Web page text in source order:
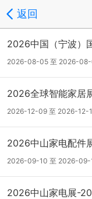
返回
2026中国（宁波）
2026-08-05 至 2026-
2026全球智能家居
2026-12-09 至 2026-12-
2026中山家电配件
2026-09-10 至 2026-09-
2026中山家电展-